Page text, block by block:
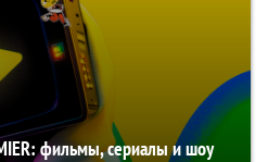
фильмы, сериалы и шоу